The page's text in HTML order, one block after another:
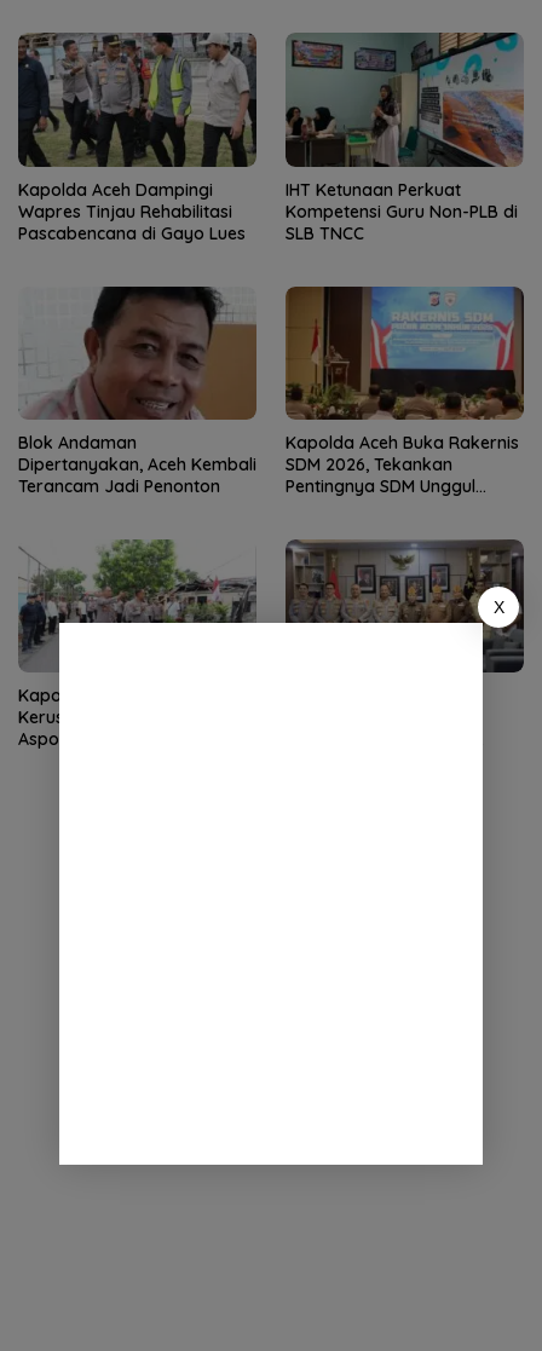
Kapolda Aceh Dampingi
Wapres Tinjau Rehabilitasi
Pascabencana di Gayo Lues
IHT Ketunaan Perkuat
Kompetensi Guru Non-PLB di
SLB TNCC
Blok Andaman
Dipertanyakan, Aceh Kembali
Terancam Jadi Penonton
Kapolda Aceh Buka Rakernis
SDM 2026, Tekankan
Pentingnya SDM Unggul
Kapolda Aceh Tinjau
Kerusakan Rumah Dinas
Aspol Lamteumen I Diterjang
X